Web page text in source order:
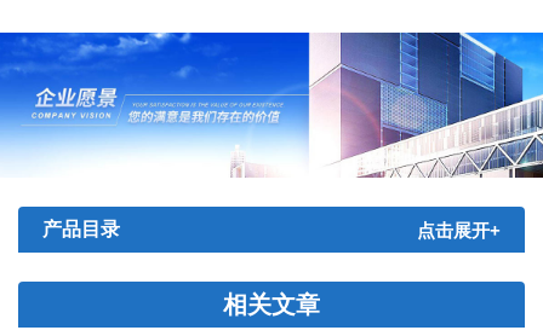
产品目录 点击展开+
相关文章